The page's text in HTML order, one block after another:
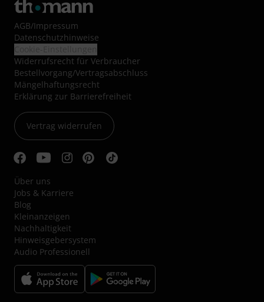
AGB/Impressum
Datenschutzhinweise
Widerrufsrecht für Verbraucher
Bestellvorgang/Vertragsabschluss
Mängelhaftungsrecht
Erklärung zur Barrierefreiheit
Vertrag widerrufen
Über uns
Jobs & Karriere
Blog
Kleinanzeigen
Nachhaltigkeit
Hinweisgebersystem
Audio Professionell